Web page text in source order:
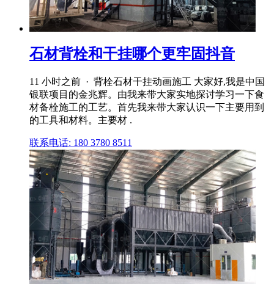
石材背栓和干挂哪个更牢固抖音
11 小时之前 · 背栓石材干挂动画施工 大家好,我是中国
银联项目的金兆辉。由我来带大家实地探讨学习一下食
材备栓施工的工艺。首先我来带大家认识一下主要用到
的工具和材料。主要材 .
联系电话: 180 3780 8511